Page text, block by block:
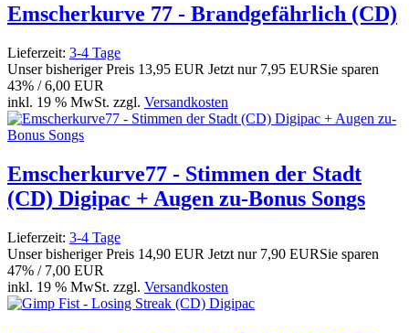
Emscherkurve 77 - Brandgefährlich (CD)
Lieferzeit: 3-4 Tage
Unser bisheriger Preis 13,95 EUR Jetzt nur 7,95 EURSie sparen
43% / 6,00 EUR
inkl. 19 % MwSt. zzgl. Versandkosten
Emscherkurve77 - Stimmen der Stadt
(CD) Digipac + Augen zu-Bonus Songs
Lieferzeit: 3-4 Tage
Unser bisheriger Preis 14,90 EUR Jetzt nur 7,90 EURSie sparen
47% / 7,00 EUR
inkl. 19 % MwSt. zzgl. Versandkosten